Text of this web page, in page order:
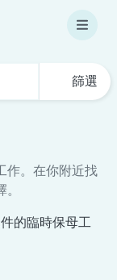
篩選
作。在你附近找
的臨時保母工